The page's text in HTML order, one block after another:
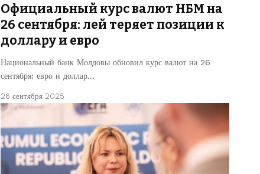
Официальный курс валют НБМ на
26 сентября: лей теряет позиции к
доллару и евро
Национальный банк Молдовы обновил курс валют на 26
сентября: евро и доллар…
26 сентября 2025